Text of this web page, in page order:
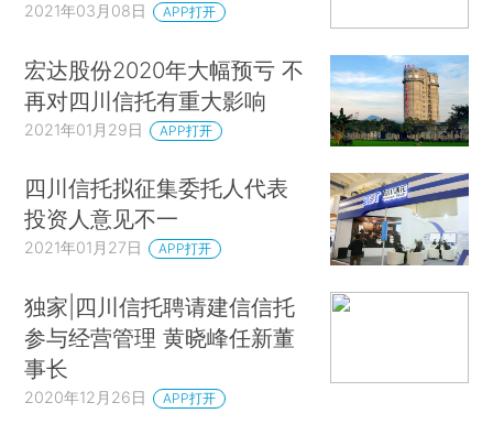
2021年03月08日 APP打开
宏达股份2020年大幅预亏 不
再对四川信托有重大影响
2021年01月29日 APP打开
四川信托拟征集委托人代表
投资人意见不一
2021年01月27日 APP打开
独家|四川信托聘请建信信托
参与经营管理 黄晓峰任新董
事长
2020年12月26日 APP打开